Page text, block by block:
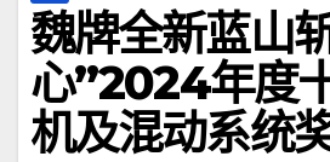
魏牌全新蓝山
心”2024年度
机及混动系统